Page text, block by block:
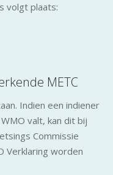
volgt plaats:
METC
Indien een indiener
valt, kan dit bij
Commissie
Verklaring worden